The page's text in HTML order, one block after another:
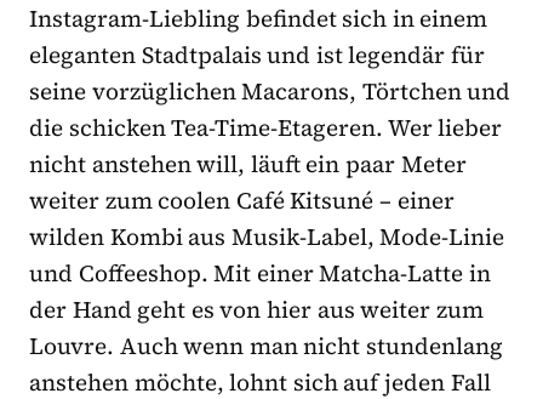
Instagram-Liebling befindet sich in einem
eleganten Stadtpalais und ist legendär für
seine vorzüglichen Macarons, Törtchen und
die schicken Tea-Time-Etageren. Wer lieber
nicht anstehen will, läuft ein paar Meter
weiter zum coolen Café Kitsuné – einer
wilden Kombi aus Musik-Label, Mode-Linie
und Coffeeshop. Mit einer Matcha-Latte in
der Hand geht es von hier aus weiter zum
Louvre. Auch wenn man nicht stundenlang
anstehen möchte, lohnt sich auf jeden Fall